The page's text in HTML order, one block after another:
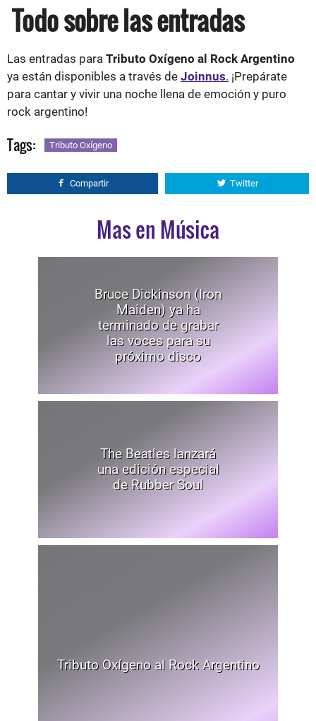
Todo sobre las entradas
Las entradas para Tributo Oxígeno al Rock Argentino
ya están disponibles a través de Joinnus. ¡Prepárate
para cantar y vivir una noche llena de emoción y puro
rock argentino!
Tags: Tributo Oxígeno
Compartir Twitter
Mas en Música
Bruce Dickinson (Iron
Maiden) ya ha
terminado de grabar
las voces para su
próximo disco
The Beatles lanzará
una edición especial
de Rubber Soul
Tributo Oxígeno al Rock Argentino